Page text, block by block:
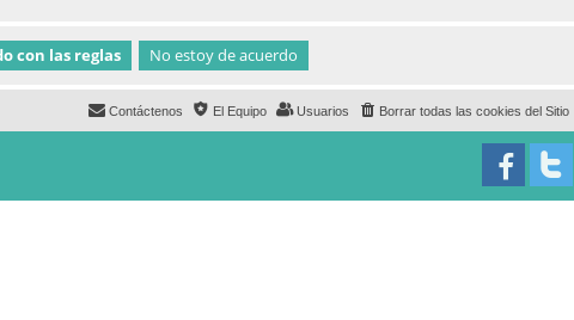
Borrar todas las cookies del Sitio
Usuarios
El Equipo
Contáctenos